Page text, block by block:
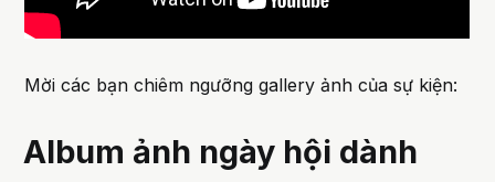
Mời các bạn chiêm ngưỡng gallery ảnh của sự kiện:
Album ảnh ngày hội dành